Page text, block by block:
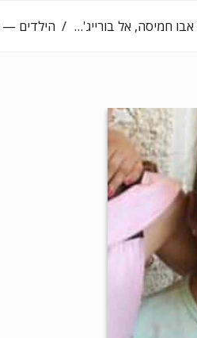
הילדים — The Children